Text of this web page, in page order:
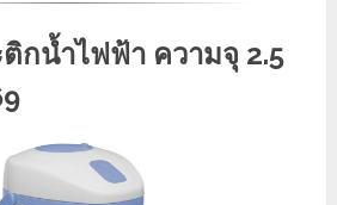
กน้ำไฟฟ้า ความจุ 2.5